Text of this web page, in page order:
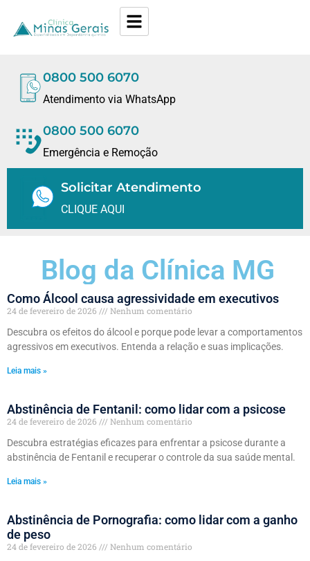
0800 500 6070
Atendimento via WhatsApp
0800 500 6070
Emergência e Remoção
Solicitar Atendimento
CLIQUE AQUI
Blog da Clínica MG
Como Álcool causa agressividade em executivos
24 de fevereiro de 2026
Nenhum comentário
Descubra os efeitos do álcool e porque pode levar a comportamentos
agressivos em executivos. Entenda a relação e suas implicações.
Leia mais »
Abstinência de Fentanil: como lidar com a psicose
24 de fevereiro de 2026
Nenhum comentário
Descubra estratégias eficazes para enfrentar a psicose durante a
abstinência de Fentanil e recuperar o controle da sua saúde mental.
Leia mais »
Abstinência de Pornografia: como lidar com a ganho
de peso
24 de fevereiro de 2026
Nenhum comentário